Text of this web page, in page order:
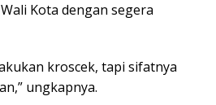
Kota dengan segera
kroscek, tapi sifatnya
ungkapnya.